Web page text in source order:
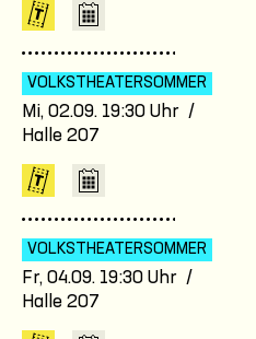
VOLKSTHEATER­SOMMER
Mi, 02.09. 19:30 Uhr /
Halle 207
VOLKSTHEATER­SOMMER
Fr, 04.09. 19:30 Uhr /
Halle 207